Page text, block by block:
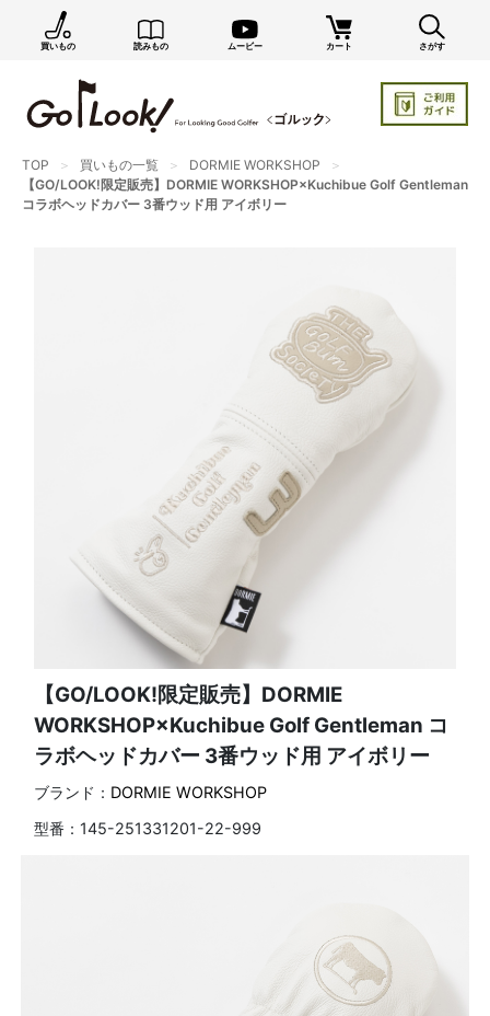
買いもの 読みもの ムービー カート さがす
TOP 買いもの一覧
DORMIE WORKSHOP
【GO/LOOK!限定販売】DORMIE WORKSHOP×Kuchibue Golf Gentleman
コラボヘッドカバー 3番ウッド用 アイボリー
【GO/LOOK!限定販売】DORMIE
WORKSHOP×Kuchibue Golf Gentleman コ
ラボヘッドカバー 3番ウッド用 アイボリー
ブランド： DORMIE WORKSHOP
型番： 145-251331201-22-999
×
GO/LOOK! からのお知らせ（受信設定）
新商品情報や編集部のオススメ、オトクな情報・買い
まだご登録でない方はぜひ！
店長ジャック厳選の新作商品情報をいち早くお届け（メルマガ）
お知らせを受け取る
いつでもメール内のリンクから配信停止できます